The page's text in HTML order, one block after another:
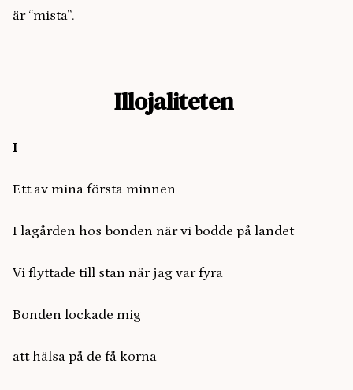
är “mista”.
Illojaliteten
I
Ett av mina första minnen
I lagården hos bonden när vi bodde på landet
Vi flyttade till stan när jag var fyra
Bonden lockade mig
att hälsa på de få korna